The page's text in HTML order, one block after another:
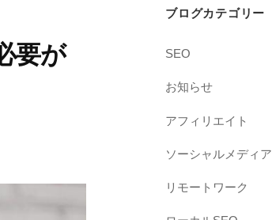
要が
ブログカテゴリー
SEO
お知らせ
アフィリエイト
ソーシャルメディア
リモートワーク